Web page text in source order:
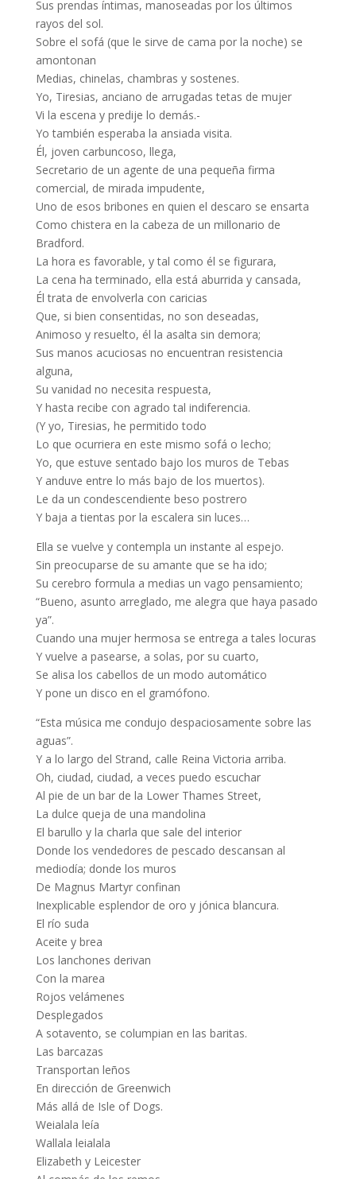
Sus prendas íntimas, manoseadas por los últimos
rayos del sol.
Sobre el sofá (que le sirve de cama por la noche) se
amontonan
Medias, chinelas, chambras y sostenes.
Yo, Tiresias, anciano de arrugadas tetas de mujer
Vi la escena y predije lo demás.-
Yo también esperaba la ansiada visita.
Él, joven carbuncoso, llega,
Secretario de un agente de una pequeña firma
comercial, de mirada impudente,
Uno de esos bribones en quien el descaro se ensarta
Como chistera en la cabeza de un millonario de
Bradford.
La hora es favorable, y tal como él se figurara,
La cena ha terminado, ella está aburrida y cansada,
Él trata de envolverla con caricias
Que, si bien consentidas, no son deseadas,
Animoso y resuelto, él la asalta sin demora;
Sus manos acuciosas no encuentran resistencia
alguna,
Su vanidad no necesita respuesta,
Y hasta recibe con agrado tal indiferencia.
(Y yo, Tiresias, he permitido todo
Lo que ocurriera en este mismo sofá o lecho;
Yo, que estuve sentado bajo los muros de Tebas
Y anduve entre lo más bajo de los muertos).
Le da un condescendiente beso postrero
Y baja a tientas por la escalera sin luces…
Ella se vuelve y contempla un instante al espejo.
Sin preocuparse de su amante que se ha ido;
Su cerebro formula a medias un vago pensamiento;
“Bueno, asunto arreglado, me alegra que haya pasado
ya”.
Cuando una mujer hermosa se entrega a tales locuras
Y vuelve a pasearse, a solas, por su cuarto,
Se alisa los cabellos de un modo automático
Y pone un disco en el gramófono.
“Esta música me condujo despaciosamente sobre las
aguas”.
Y a lo largo del Strand, calle Reina Victoria arriba.
Oh, ciudad, ciudad, a veces puedo escuchar
Al pie de un bar de la Lower Thames Street,
La dulce queja de una mandolina
El barullo y la charla que sale del interior
Donde los vendedores de pescado descansan al
mediodía; donde los muros
De Magnus Martyr confinan
Inexplicable esplendor de oro y jónica blancura.
El río suda
Aceite y brea
Los lanchones derivan
Con la marea
Rojos velámenes
Desplegados
A sotavento, se columpian en las baritas.
Las barcazas
Transportan leños
En dirección de Greenwich
Más allá de Isle of Dogs.
Weialala leía
Wallala leialala
Elizabeth y Leicester